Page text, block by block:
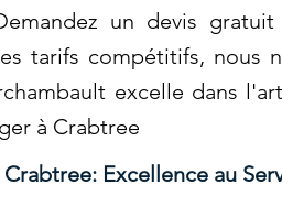
un devis
tarifs compétitifs, nous
excelle dans
à Crabtree
Excellence au